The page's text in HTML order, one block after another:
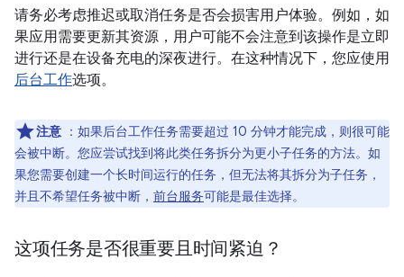
请务必考虑推迟或取消任务是否会损害用户体验。例如，如
果应用需要更新其资源，用户可能不会注意到该操作是立即
进行还是在设备充电的深夜进行。在这种情况下，您应使用
后台工作选项。
注意 ：如果后台工作任务需要超过 10 分钟才能完成，则很可能
会被中断。您应尝试找到将此类任务拆分为更小子任务的方法。如
果您需要创建一个长时间运行的任务，但无法将其拆分为子任务，
并且不希望任务被中断， 前台服务可能是最佳选择。
这项任务是否很重要且时间紧迫？